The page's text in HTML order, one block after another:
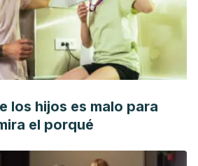
los hijos es malo para
el porqué